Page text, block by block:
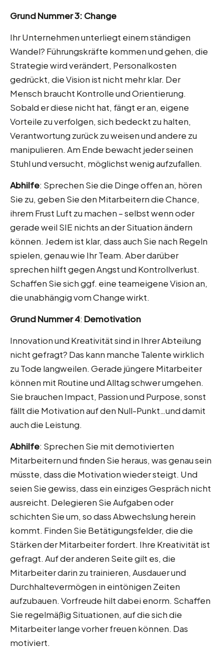
Grund Nummer 3: Change
Ihr Unternehmen unterliegt einem ständigen
Wandel? Führungskräfte kommen und gehen, die
Strategie wird verändert, Personalkosten
gedrückt, die Vision ist nicht mehr klar. Der
Mensch braucht Kontrolle und Orientierung.
Sobald er diese nicht hat, fängt er an, eigene
Vorteile zu verfolgen, sich bedeckt zu halten,
Verantwortung zurück zu weisen und andere zu
manipulieren. Am Ende bewacht jeder seinen
Stuhl und versucht, möglichst wenig aufzufallen.
Abhilfe: Sprechen Sie die Dinge offen an, hören
Sie zu, geben Sie den Mitarbeitern die Chance,
ihrem Frust Luft zu machen – selbst wenn oder
gerade weil SIE nichts an der Situation ändern
können. Jedem ist klar, dass auch Sie nach Regeln
spielen, genau wie Ihr Team. Aber darüber
sprechen hilft gegen Angst und Kontrollverlust.
Schaffen Sie sich ggf. eine teameigene Vision an,
die unabhängig vom Change wirkt.
Grund Nummer 4: Demotivation
Innovation und Kreativität sind in Ihrer Abteilung
nicht gefragt? Das kann manche Talente wirklich
zu Tode langweilen. Gerade jüngere Mitarbeiter
können mit Routine und Alltag schwer umgehen.
Sie brauchen Impact, Passion und Purpose, sonst
fällt die Motivation auf den Null-Punkt…und damit
auch die Leistung.
Abhilfe: Sprechen Sie mit demotivierten
Mitarbeitern und finden Sie heraus, was genau sein
müsste, dass die Motivation wieder steigt. Und
seien Sie gewiss, dass ein einziges Gespräch nicht
ausreicht. Delegieren Sie Aufgaben oder
schichten Sie um, so dass Abwechslung herein
kommt. Finden Sie Betätigungsfelder, die die
Stärken der Mitarbeiter fordert. Ihre Kreativität ist
gefragt. Auf der anderen Seite gilt es, die
Mitarbeiter darin zu trainieren, Ausdauer und
Durchhaltevermögen in eintönigen Zeiten
aufzubauen. Vorfreude hilt dabei enorm. Schaffen
Sie regelmäßig Situationen, auf die sich die
Mitarbeiter lange vorher freuen können. Das
motiviert.